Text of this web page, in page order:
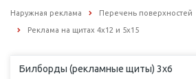
Наружная реклама Перечень поверхностей
Реклама на щитах 4х12 и 5х15
Билборды (рекламные щиты) 3х6